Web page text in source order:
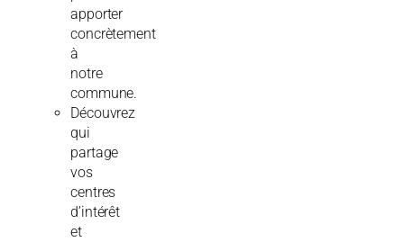
apporter
concrètement
à
notre
commune.
Découvrez
qui
partage
vos
centres
d’intérêt
et